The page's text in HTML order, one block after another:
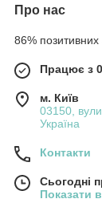
Про нас
86% позитивних
Працює з
м. Київ
03150,
Україна
Контакти
Сьогодні
Показати